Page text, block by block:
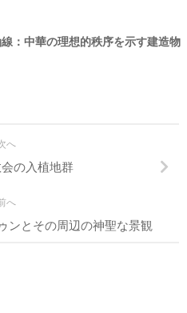
：中華の理想的秩序を示す建造物
へ
の入植地群
へ
ンとその周辺の神聖な景観